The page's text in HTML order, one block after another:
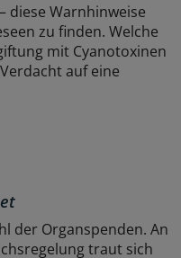
diese Warnhinweise
zu finden. Welche
mit Cyanotoxinen
auf eine
der Organspenden. An
traut sich